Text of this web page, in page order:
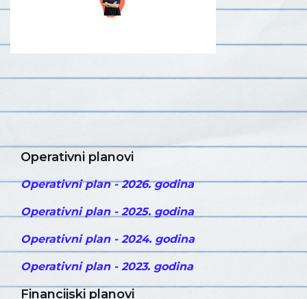
Operativni planovi
Operativni plan - 2026. godina
Operativni plan - 2025. godina
Operativni plan - 2024. godina
Operativni plan - 2023. godina
Financijski planovi